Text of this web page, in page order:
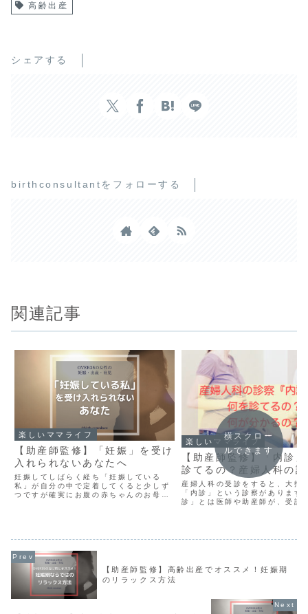
高齢出産
シェアする
birthconsultantをフォローする
関連記事
楽しいママライフ
【助産師監修】「妊娠」を受け
入れられないあなたへ
妊娠してしばらく経ち「妊娠している
私」が自分の中で定着してくると少しず
つですが確実にお腹の赤ちゃんのお母さ
楽しいママライフ
【助産師監修】「内診
診てるの？産婦人科の
産婦人科の受診をすると、大抵
「内診」という診察があります
診」とは医師や助産師が、受診
横スクロー
ルできます
【助産師監修】高齢出産でオススメ！妊娠期
のリラックス方法